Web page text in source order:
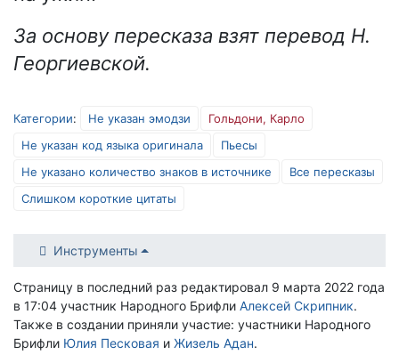
За основу пересказа взят перевод Н.
Георгиевской.
Категории: Не указан эмодзи
Гольдони, Карло
Не указан код языка оригинала
Пьесы
Не указано количество знаков в источнике
Все пересказы
Слишком короткие цитаты
Инструменты
Страницу в последний раз редактировал 9 марта 2022 года
в 17:04 участник Народного Брифли Алексей Скрипник.
Также в создании приняли участие: участники Народного
Брифли Юлия Песковая и Жизель Адан.